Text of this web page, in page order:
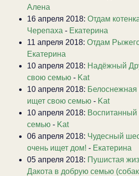
Алена
16 апреля 2018: Отдам
Черепаха - Екатерина
11 апреля 2018: Отдам Рыжего
Екатерина
10 апреля 2018: Надёжный
свою семью - Kat
10 апреля 2018: Белоснежная
ищет свою семью - Kat
10 апреля 2018:
семью - Kat
06 апреля 2018: Чудесный
очень ищет дом! - Екатерина
05 апреля 2018: Пушистая
Дакота в добрую семью